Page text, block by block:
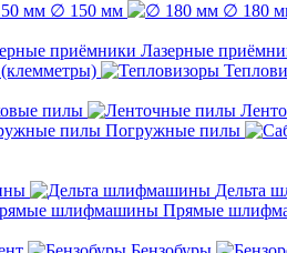
∅ 150 мм ∅ 180
Лазерные
пилы
Погружные пилы
Дельта
Прямые